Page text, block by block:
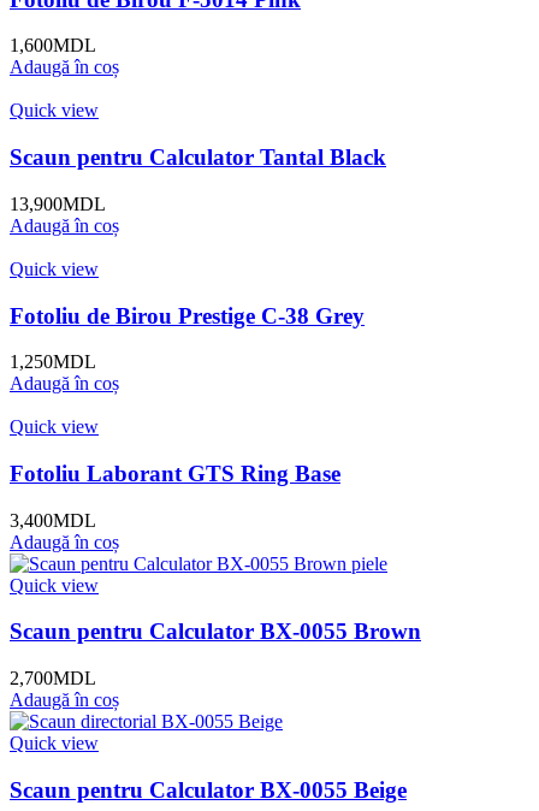
1,600MDL
Adaugă în coș
Quick view
Scaun pentru Calculator Tantal Black
13,900MDL
Adaugă în coș
Quick view
Fotoliu de Birou Prestige C-38 Grey
1,250MDL
Adaugă în coș
Quick view
Fotoliu Laborant GTS Ring Base
3,400MDL
Adaugă în coș
Quick view
Scaun pentru Calculator BX-0055 Brown
2,700MDL
Adaugă în coș
Quick view
Scaun pentru Calculator BX-0055 Beige